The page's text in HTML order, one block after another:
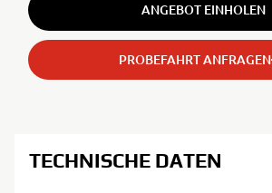
ANGEBOT EINHOLEN
PROBEFAHRT ANFRAGEN
TECHNISCHE DATEN